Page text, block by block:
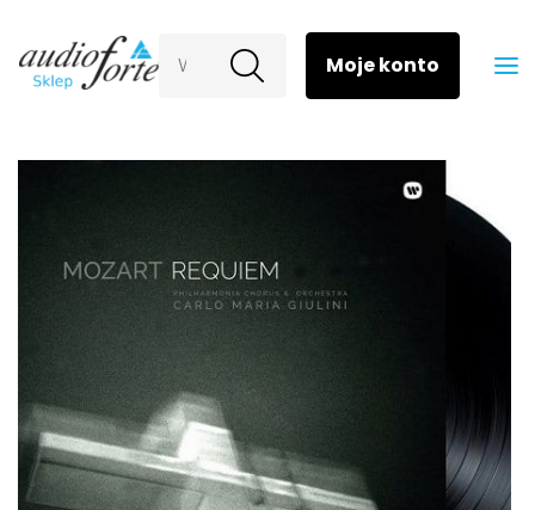
Wyszukaj